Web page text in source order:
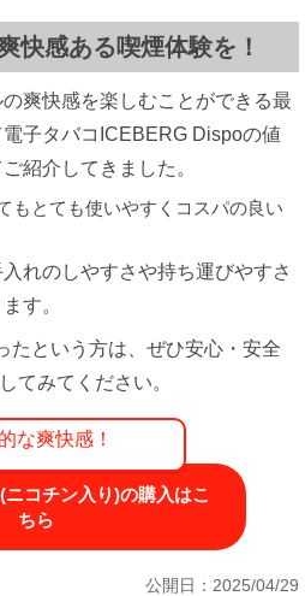
快感ある喫煙体験を！
爽快感を楽しむことができる最
子タバコICEBERG Dispoの値
紹介してきました。
もとても使いやすくコスパの良い
れのしやすさや持ち運びやすさ
す。
たという方は、ぜひ安心・安全
てみてください。
な爽快感！
コチン入り)の購入はこ
ちら
公開日：2025/04/29